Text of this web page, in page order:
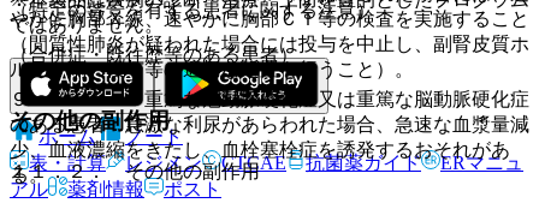
（特定の背景を有する患者に関する注意）
（合併症・既往歴等のある患者）
９．１．１． 重篤な冠動脈硬化症又は重篤な脳動脈硬化症
のある患者：急激な利尿があらわれた場合、急速な血漿量減
少、血液濃縮をきたし、血栓塞栓症を誘発するおそれがあ
る。
やかに胸部Ｘ線、速やかに胸部ＣＴ等の検査を実施すること
（間質性肺炎が疑われた場合には投与を中止し、副腎皮質ホ
ルモン剤の投与等の適切な処置を行うこと）。
その他の副作用
１１．２． その他の副作用
ではありません。
ホーム
ノート
表・計算
レジメン CTCAE 抗菌薬ガイド
ERマニュ
アル
薬剤情報 ポスト